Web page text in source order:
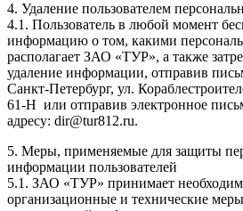
4. Удаление пользователем
4.1. Пользователь в любой момент
информацию о том, какими
располагает ЗАО «ТУР», а также
удаление информации, отправив
Санкт-Петербург, ул.
61-Н или отправив электронное
адресу: dir@tur812.ru.
5. Меры, применяемые для защиты
информации пользователей
5.1. ЗАО «ТУР» принимает
организационные и технические